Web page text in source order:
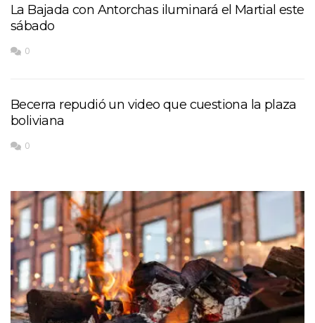
La Bajada con Antorchas iluminará el Martial este
sábado
0
Becerra repudió un video que cuestiona la plaza
boliviana
0